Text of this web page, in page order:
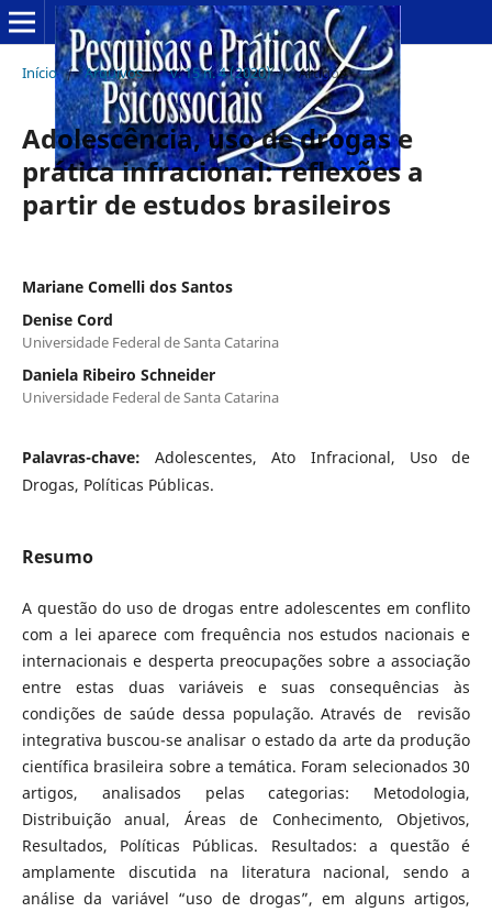
Início / Arquivos / v. 15 n. 4 (2020) / Artigos
Adolescência, uso de drogas e
prática infracional: reflexões a
partir de estudos brasileiros
Mariane Comelli dos Santos
Denise Cord
Universidade Federal de Santa Catarina
Daniela Ribeiro Schneider
Universidade Federal de Santa Catarina
Palavras-chave:Adolescentes, Ato Infracional, Uso de
Drogas, Políticas Públicas.
Resumo
A questão do uso de drogas entre adolescentes em conflito
com a lei aparece com frequência nos estudos nacionais e
internacionais e desperta preocupações sobre a associação
entre estas duas variáveis e suas consequências às
condições de saúde dessa população. Através de revisão
integrativa buscou-se analisar o estado da arte da produção
científica brasileira sobre a temática. Foram selecionados 30
artigos, analisados pelas categorias: Metodologia,
Distribuição anual, Áreas de Conhecimento, Objetivos,
Resultados, Políticas Públicas. Resultados: a questão é
amplamente discutida na literatura nacional, sendo a
análise da variável “uso de drogas”, em alguns artigos,